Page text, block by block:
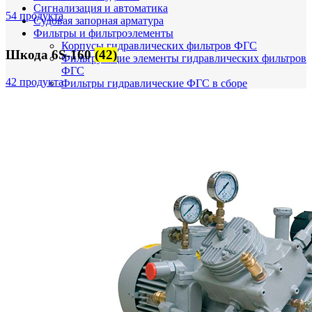
Сигнализация и автоматика
Судовая запорная арматура
Фильтры и фильтроэлементы
Корпусы гидравлических фильтров ФГС
Фильтрующие элементы гидравлических фильтров
ФГС
Фильтры гидравлические ФГС в сборе
54 продукта
Шкода 6S-160(42)
42 продукта